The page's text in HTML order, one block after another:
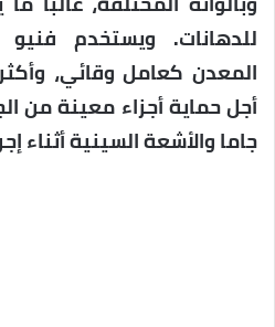
للدهانات. ويستخدم
المعدن كعامل وقائي،
أجل حماية أجزاء معينة من
جاما والأشعة السينية أثناء